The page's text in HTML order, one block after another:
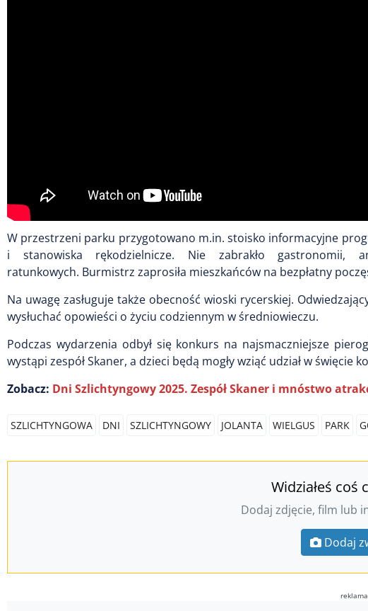
W przestrzeni parku przygotowano m.in. stoisko informacyjne
i stanowiska rękodzielnicze. Nie zabrakło
ratunkowych. Burmistrz zaprosiła mieszkańców na bezpłatny
Na uwagę zasługuje także obecność wioski rycerskiej.
wysłuchać opowieści o życiu codziennym w średniowieczu.
Podczas wydarzenia odbył się konkurs na najsmaczniejsze
wystąpi zespół Skaner, a dzieci będą mogły wziąć udział w święcie
Zobacz: Dni Szlichtyngowy 2025. Zespół Skaner i mnóstwo
SZLICHTYNGOWA DNI SZLICHTYNGOWY JOLANTA WIELGUS PARK
Widziałeś coś
Dodaj zdjęcie, film lub
Dodaj
reklama